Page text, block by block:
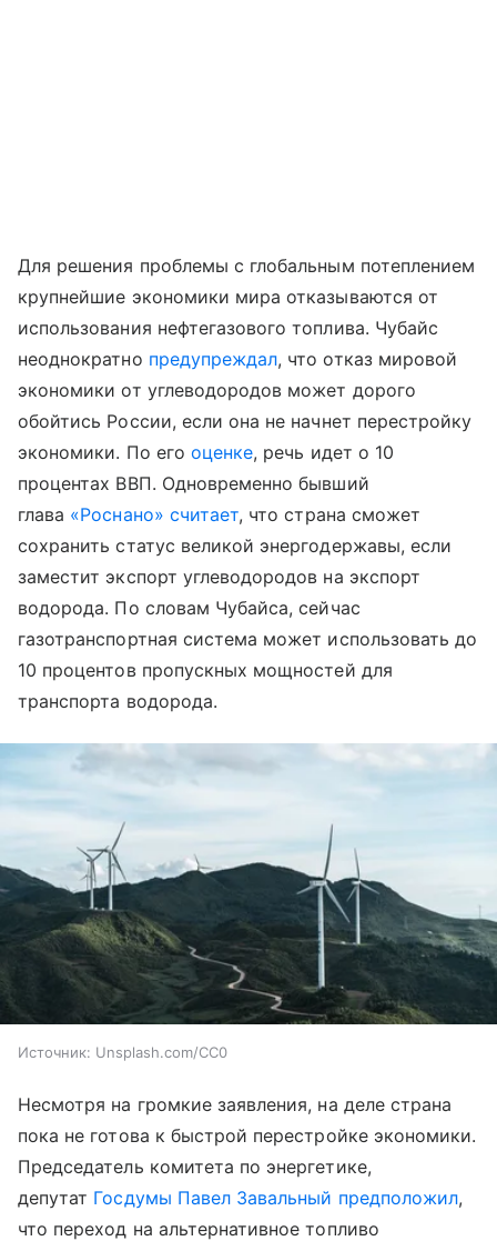
Для решения проблемы с глобальным потеплением
крупнейшие экономики мира отказываются от
использования нефтегазового топлива. Чубайс
неоднократно предупреждал, что отказ мировой
экономики от углеводородов может дорого
обойтись России, если она не начнет перестройку
экономики. По его оценке, речь идет о 10
процентах ВВП. Одновременно бывший
глава «Роснано» считает, что страна сможет
сохранить статус великой энергодержавы, если
заместит экспорт углеводородов на экспорт
водорода. По словам Чубайса, сейчас
газотранспортная система может использовать до
10 процентов пропускных мощностей для
транспорта водорода.
Источник: Unsplash.com/CC0
Несмотря на громкие заявления, на деле страна
пока не готова к быстрой перестройке экономики.
Председатель комитета по энергетике,
депутат Госдумы Павел Завальный предположил,
что переход на альтернативное топливо